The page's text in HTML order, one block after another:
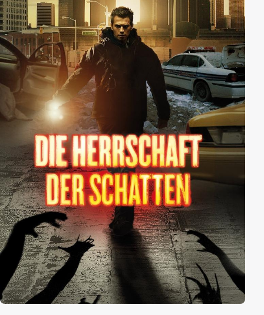
Führungspersönlichkeit innerhalb der IRA, zu. Obwohl
Annie sie davon abzuhalten versucht, liest Kathleen die
Nachricht und setzt durch, dass Annie sie zu Danny
Boyle bringt.